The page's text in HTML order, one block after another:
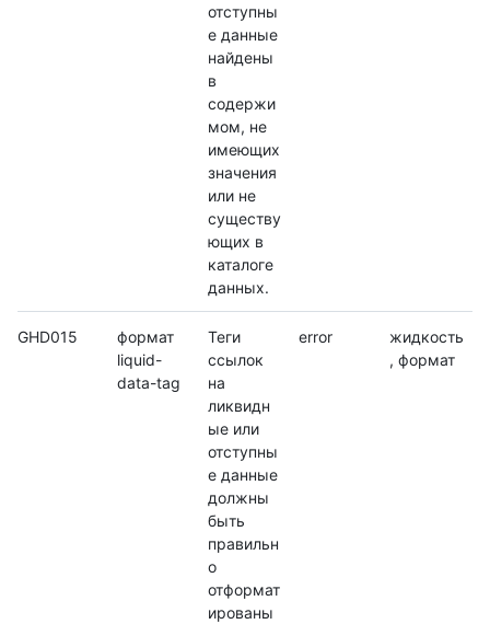
отступны
е данные
найдены
в
содержи
мом, не
имеющих
значения
или не
существу
ющих в
каталоге
данных.
GHD015
формат
liquid-
data-tag
Теги
ссылок
на
ликвидн
ые или
отступны
е данные
должны
быть
правильн
о
отформат
ированы
error
жидкость
, формат